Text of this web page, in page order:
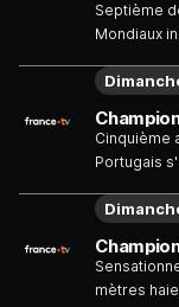
Septième
Mondiaux
France.tv.
Cinquième
Portugais
saut en
(8,31 m) le
mètres